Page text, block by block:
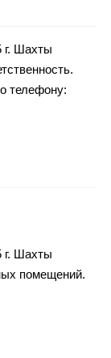
Шахты
телефону:
Шахты
помещений.